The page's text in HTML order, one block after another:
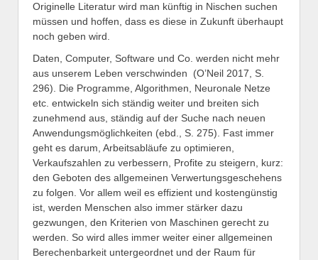
Originelle Literatur wird man künftig in Nischen suchen
müssen und hoffen, dass es diese in Zukunft überhaupt
noch geben wird.
Daten, Computer, Software und Co. werden nicht mehr
aus unserem Leben verschwinden (O’Neil 2017, S.
296). Die Programme, Algorithmen, Neuronale Netze
etc. entwickeln sich ständig weiter und breiten sich
zunehmend aus, ständig auf der Suche nach neuen
Anwendungsmöglichkeiten (ebd., S. 275). Fast immer
geht es darum, Arbeitsabläufe zu optimieren,
Verkaufszahlen zu verbessern, Profite zu steigern, kurz:
den Geboten des allgemeinen Verwertungsgeschehens
zu folgen. Vor allem weil es effizient und kostengünstig
ist, werden Menschen also immer stärker dazu
gezwungen, den Kriterien von Maschinen gerecht zu
werden. So wird alles immer weiter einer allgemeinen
Berechenbarkeit untergeordnet und der Raum für